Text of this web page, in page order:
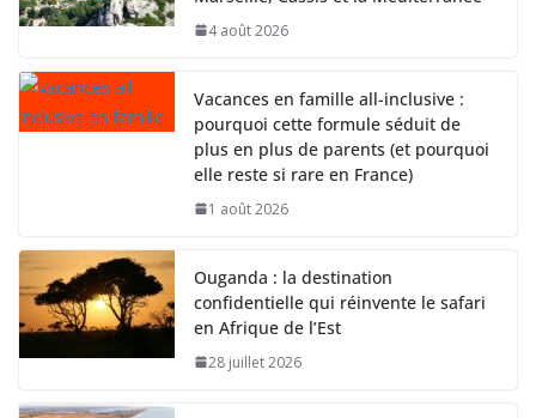
4 août 2026
Vacances en famille all-inclusive :
pourquoi cette formule séduit de
plus en plus de parents (et pourquoi
elle reste si rare en France)
1 août 2026
Ouganda : la destination
confidentielle qui réinvente le safari
en Afrique de l’Est
28 juillet 2026